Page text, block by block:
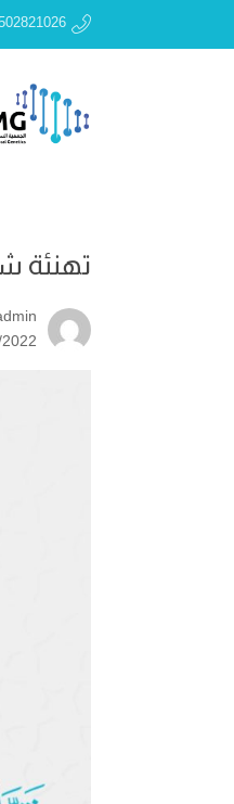
تهنئة
|